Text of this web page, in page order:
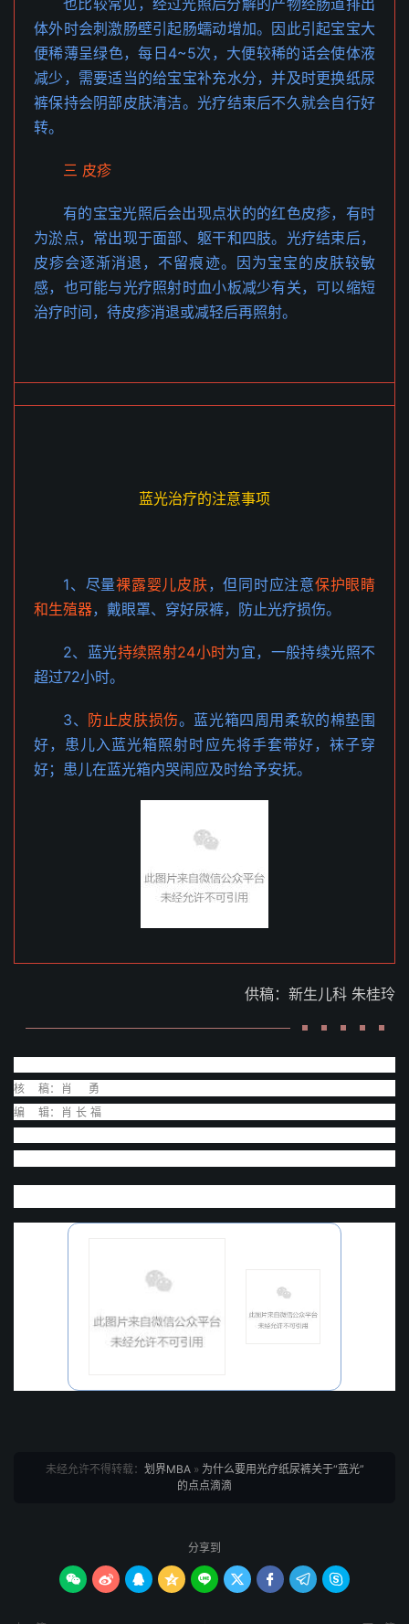
也比较常见，经过光照后分解的产物经肠道排出
体外时会刺激肠壁引起肠蠕动增加。因此引起宝宝大
便稀薄呈绿色，每日4~5次，大便较稀的话会使体液
减少，需要适当的给宝宝补充水分，并及时更换纸尿
裤保持会阴部皮肤清洁。光疗结束后不久就会自行好
转。
三 皮疹
有的宝宝光照后会出现点状的的红色皮疹，有时
为淤点，常出现于面部、躯干和四肢。光疗结束后，
皮疹会逐渐消退，不留痕迹。因为宝宝的皮肤较敏
感，也可能与光疗照射时血小板减少有关，可以缩短
治疗时间，待皮疹消退或减轻后再照射。
蓝光治疗的注意事项
1、尽量裸露婴儿皮肤，但同时应注意保护眼睛
和生殖器，戴眼罩、穿好尿裤，防止光疗损伤。
2、蓝光持续照射24小时为宜，一般持续光照不
超过72小时。
3、 防止皮肤损伤。蓝光箱四周用柔软的棉垫围
好，患儿入蓝光箱照射时应先将手套带好，袜子穿
好；患儿在蓝光箱内哭闹应及时给予安抚。
供稿：新生儿科 朱桂玲
核 稿：肖 勇
编 辑：肖 长 福
未经允许不得转载： 划界MBA» 为什么要用光疗纸尿裤关于“蓝光”
的点点滴滴
分享到
        